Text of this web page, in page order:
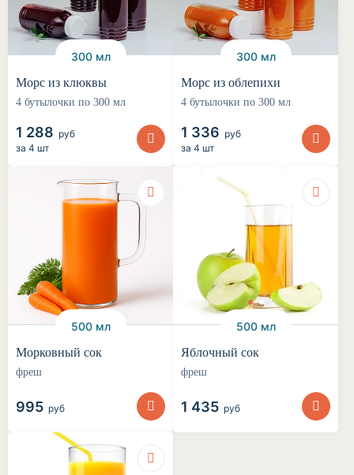
300 мл
Морс из клюквы
4 бутылочки по 300 мл
1 288 руб
за 4 шт
300 мл
Морс из облепихи
4 бутылочки по 300 мл
1 336 руб
за 4 шт
500 мл
Морковный сок
фреш
995 руб
500 мл
Яблочный сок
фреш
1 435 руб